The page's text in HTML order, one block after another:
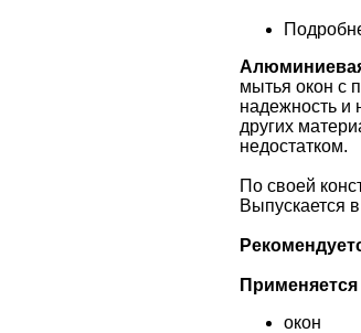
мытья окон с
надежность и
других
недостатком.
По своей
Выпускается
окон